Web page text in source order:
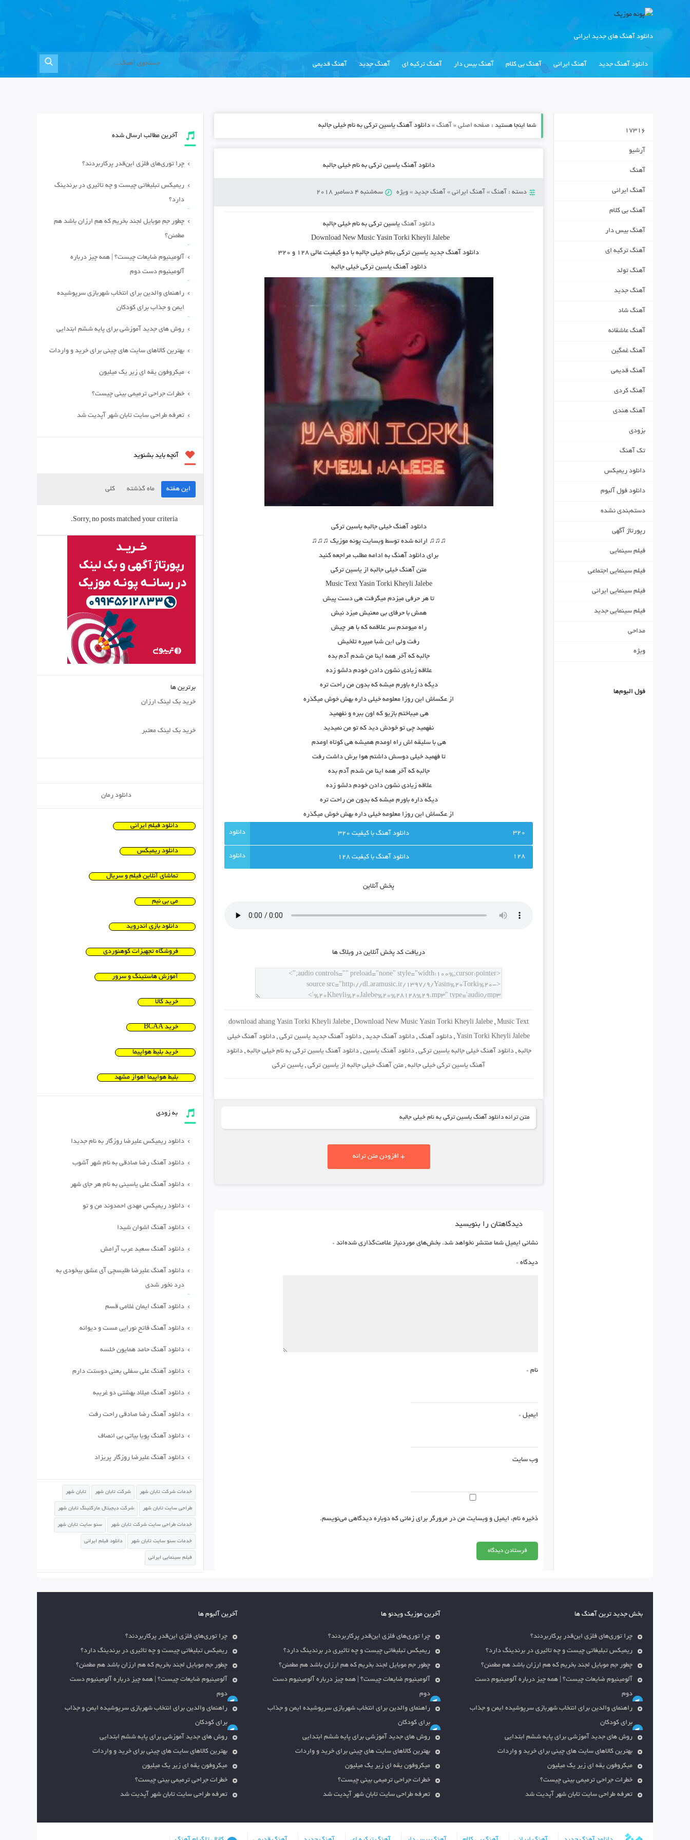
دانلود آهنگ های جدید ایرانی
دانلود آهنگ جدید آهنگ ایرانی آهنگ بی کلام آهنگ بیس دار آهنگ ترکیه ای آهنگ جدید آهنگ قدیمی
شما اینجا هستید : صفحه اصلی» آهنگ» دانلود آهنگ یاسین ترکی به نام خيلی جالبه
دانلود آهنگ یاسین ترکی به نام خيلی جالبه
دسته : آهنگ» آهنگ ایرانی» آهنگ جدید» ویژه سه‌شنبه 4 دسامبر 2018
دانلود آهنگ یاسین ترکی به نام خيلی جالبه
Download New Music Yasin Torki Kheyli Jalebe
دانلود آهنگ جدید یاسین ترکی بنام خيلی جالبه با دو کیفیت عالی ۱۲۸ و ۳۲۰
دانلود آهنگ یاسین ترکی خيلی جالبه
دانلود آهنگ خیلی جالبه یاسین ترکی
♫♫♫ ارائه شده توسط وبسایت پونه موزیک ♫♫♫
برای دانلود آهنگ به ادامه مطلب مراجعه کنید
متن آهنگ خیلی جالبه از یاسین ترکی
Music Text Yasin Torki Kheyli Jalebe
تا هر حرفی میزدم میگرفت هی دست پیش
همش با حرفای بی معنیش میزد نیش
راه میومدم سر علاقمه که با هر چیش
رفت ولی این شبا میپره تلخیش
جالبه که آخر همه اینا من شدم آدم بده
علاقه زیادی نشون دادن خودم دلشو زده
دیگه داره باورم میشه که بدون من راحت تره
از عکساش این روزا معلومه خیلی داره بهش خوش میگذره
هی میباختم بازیو که اون ببره و نفهمید
نفهمید چی تو خودش دید که تو من نمیدید
هی با سلیقه اش راه اومدم همیشه هی کوتاه اومدم
تا فهمید خیلی دوسش داشتم هوا برش داشت رفت
جالبه که آخر همه اینا من شدم آدم بده
علاقه زیادی نشون دادن خودم دلشو زده
دیگه داره باورم میشه که بدون من راحت تره
از عکساش این روزا معلومه خیلی داره بهش خوش میگذره
320 دانلود آهنگ با کيفيت 320
128 دانلود آهنگ با کيفيت 128
پخش آنلاين
دريافت کد پخش آنلاين در وبلاگ ها
download ahang Yasin Torki Kheyli Jalebe ,Download New Music Yasin Torki Kheyli Jalebe ,Music Text
Yasin Torki Kheyli Jalebe
, دانلود آهنگ, دانلود آهنگ جدید, دانلود آهنگ جدید یاسین ترکی, دانلود آهنگ خیلی
جالبه ,دانلود آهنگ خیلی جالبه یاسین ترکی ,دانلود آهنگ یاسین ,دانلود آهنگ یاسین ترکی به نام خيلی جالبه ,دانلود
آهنگ یاسین ترکی خيلی جالبه, متن آهنگ خیلی جالبه از یاسین ترکی, یاسین ترکی
متن ترانه دانلود آهنگ یاسین ترکی به نام خيلی جالبه
+ افزودن متن ترانه
دیدگاهتان را بنویسید
نشانی ایمیل شما منتشر نخواهد شد. بخش‌های موردنیاز علامت‌گذاری شده‌اند *
دیدگاه *
نام *
ایمیل *
وب‌ سایت
ذخیره نام، ایمیل و وبسایت من در مرورگر برای زمانی که دوباره دیدگاهی می‌نویسم.
17316
آرشیو
آهنگ
آهنگ ایرانی
آهنگ بی کلام
آهنگ بیس دار
آهنگ ترکیه ای
آهنگ تولد
آهنگ جدید
آهنگ شاد
آهنگ عاشقانه
آهنگ غمگین
آهنگ قدیمی
آهنگ کردی
آهنگ هندی
بزودی
تک آهنگ
دانلود ریمیکس
دانلود فول آلبوم
دسته‌بندی نشده
رپورتاژ آگهی
فیلم سینمایی
فیلم سینمایی اجتماعی
فیلم سینمایی ایرانی
فیلم سینمایی جدید
مداحی
ویژه
فول البوم‌ها
آخرین مطالب ارسال شده
چرا توری‌های فلزی این‌قدر پرکاربردند؟
ریمیکس تبلیغاتی چیست و چه تاثیری در برندینگ
دارد؟
چطور جم موبایل لجند بخریم که هم ارزان باشد هم
مطمئن؟
آلومینیوم ضایعات چیست؟ | همه چیز درباره
آلومینیوم دست دوم
راهنمای والدین برای انتخاب شهربازی سرپوشیده
ایمن و جذاب برای کودکان
روش های جدید آموزشی برای پایه ششم ابتدایی
بهترین کالاهای سایت های چینی برای خرید و واردات
میکروفون یقه ای زیر یک میلیون
خطرات جراحی ترمیمی بینی چیست؟
تعرفه طراحی سایت تابان شهر آپدیت شد
آنچه باید بشنوید
این هفته ماه گذشته کلی
Sorry, no posts matched your criteria.
برترین ها
خرید بک لینک ارزان
خرید بک لینک معتبر
دانلود رمان
دانلود فیلم ایرانی
دانلود ریمیکس
تماشای آنلاین فیلم و سریال
می بی نیم
دانلود بازی اندروید
فروشگاه تجهیزات کوهنوردی
آموزش هاستینگ و سرور
خرید کالا
خرید BCAA
خرید بلیط هواپیما
بلیط هواپیما اهواز مشهد
به زودی
دانلود ریمیکس علیرضا روزگار به نام جدیدا
دانلود آهنگ رضا صادقی به نام شهر آشوب
دانلود آهنگ علی یاسینی به نام هر جای شهر
دانلود ریمیکس مهدی احمدوند من و تو
دانلود آهنگ اشوان شیدا
دانلود آهنگ سعید عرب آرامش
دانلود آهنگ علیرضا طلیسچی آی عشق بیخودی به
درد نخور شدی
دانلود آهنگ ایمان غلامی قسم
دانلود آهنگ فاتح نورایی مست و دیوانه
دانلود آهنگ حامد همایون خلسه
دانلود آهنگ علی سفلی یعنی دوستت دارم
دانلود آهنگ میلاد بهشتی دو غریبه
دانلود آهنگ رضا صادقی راحت رفت
دانلود آهنگ پویا بیاتی بی انصاف
دانلود آهنگ علیرضا روزگار پریزاد
خدمات شرکت تابان شهر شرکت تابان شهر تابان شهر
طراحی سایت تابان شهر شرکت دیجیتال مارکتینگ تابان شهر
خدمات طراحی سایت شرکت تابان شهر سئو سایت تابان شهر
خدمات سئو سایت تابان شهر دانلود فیلم ایرانی
فیلم سینمایی ایرانی
بخش جدید ترین آهنگ ها
چرا توری‌های فلزی این‌قدر پرکاربردند؟
ریمیکس تبلیغاتی چیست و چه تاثیری در برندینگ دارد؟
چطور جم موبایل لجند بخریم که هم ارزان باشد هم مطمئن؟
آلومینیوم ضایعات چیست؟ | همه چیز درباره آلومینیوم دست
دوم
راهنمای والدین برای انتخاب شهربازی سرپوشیده ایمن و جذاب
برای کودکان
روش های جدید آموزشی برای پایه ششم ابتدایی
بهترین کالاهای سایت های چینی برای خرید و واردات
میکروفون یقه ای زیر یک میلیون
خطرات جراحی ترمیمی بینی چیست؟
تعرفه طراحی سایت تابان شهر آپدیت شد
آخرین موزیک ویدئو ها
چرا توری‌های فلزی این‌قدر پرکاربردند؟
ریمیکس تبلیغاتی چیست و چه تاثیری در برندینگ دارد؟
چطور جم موبایل لجند بخریم که هم ارزان باشد هم مطمئن؟
آلومینیوم ضایعات چیست؟ | همه چیز درباره آلومینیوم دست
دوم
راهنمای والدین برای انتخاب شهربازی سرپوشیده ایمن و جذاب
برای کودکان
روش های جدید آموزشی برای پایه ششم ابتدایی
بهترین کالاهای سایت های چینی برای خرید و واردات
میکروفون یقه ای زیر یک میلیون
خطرات جراحی ترمیمی بینی چیست؟
تعرفه طراحی سایت تابان شهر آپدیت شد
آخرین آلبوم ها
چرا توری‌های فلزی این‌قدر پرکاربردند؟
ریمیکس تبلیغاتی چیست و چه تاثیری در برندینگ دارد؟
چطور جم موبایل لجند بخریم که هم ارزان باشد هم مطمئن؟
آلومینیوم ضایعات چیست؟ | همه چیز درباره آلومینیوم دست
دوم
راهنمای والدین برای انتخاب شهربازی سرپوشیده ایمن و جذاب
برای کودکان
روش های جدید آموزشی برای پایه ششم ابتدایی
بهترین کالاهای سایت های چینی برای خرید و واردات
میکروفون یقه ای زیر یک میلیون
خطرات جراحی ترمیمی بینی چیست؟
تعرفه طراحی سایت تابان شهر آپدیت شد